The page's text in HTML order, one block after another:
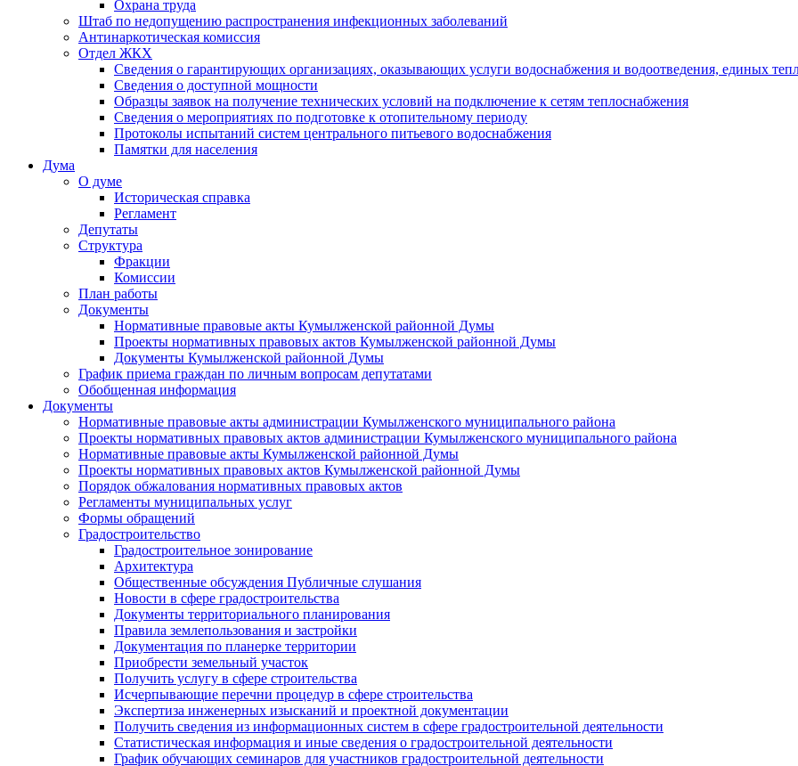
Охрана труда
Штаб по недопущению распространения инфекционных заболеваний
Антинаркотическая комиссия
Отдел ЖКХ
Сведения о гарантирующих организациях, оказывающих услуги водоснабжения и водоотведения, единых
Сведения о доступной мощности
Образцы заявок на получение технических условий на подключение к сетям теплоснабжения
Сведения о мероприятиях по подготовке к отопительному периоду
Протоколы испытаний систем центрального питьевого водоснабжения
Памятки для населения
Дума
О думе
Историческая справка
Регламент
Депутаты
Структура
Фракции
Комиссии
План работы
Документы
Нормативные правовые акты Кумылженской районной Думы
Проекты нормативных правовых актов Кумылженской районной Думы
Документы Кумылженской районной Думы
График приема граждан по личным вопросам депутатами
Обобщенная информация
Документы
Нормативные правовые акты администрации Кумылженского муниципального района
Проекты нормативных правовых актов администрации Кумылженского муниципального района
Нормативные правовые акты Кумылженской районной Думы
Проекты нормативных правовых актов Кумылженской районной Думы
Порядок обжалования нормативных правовых актов
Регламенты муниципальных услуг
Формы обращений
Градостроительство
Градостроительное зонирование
Архитектура
Общественные обсуждения Публичные слушания
Новости в сфере градостроительства
Документы территориального планирования
Правила землепользования и застройки
Документация по планерке территории
Приобрести земельный участок
Получить услугу в сфере строительства
Исчерпывающие перечни процедур в сфере строительства
Экспертиза инженерных изысканий и проектной документации
Получить сведения из информационных систем в сфере градостроительной деятельности
Статистическая информация и иные сведения о градостроительной деятельности
График обучающих семинаров для участников градостроительной деятельности